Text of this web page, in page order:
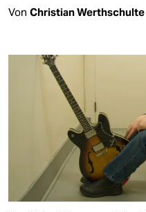
Von Christian Werthschulte